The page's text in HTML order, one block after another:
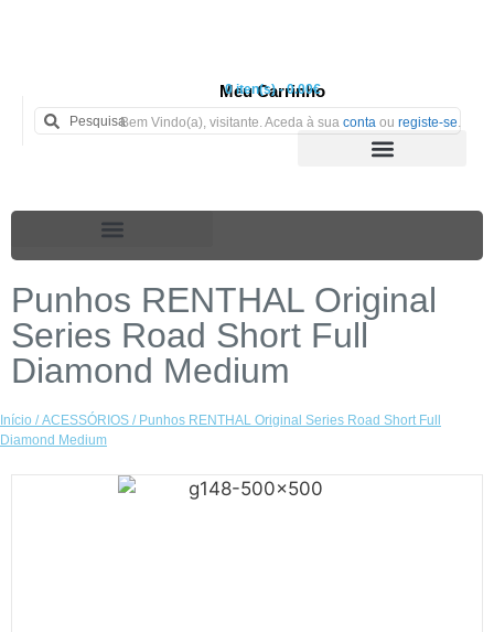
Meu Carrinho
0 iten(s) - 0.00€
Bem Vindo(a), visitante. Aceda à sua conta ou registe-se.
Punhos RENTHAL Original
Series Road Short Full
Diamond Medium
Início /ACESSÓRIOS / Punhos RENTHAL Original Series Road Short Full
Diamond Medium